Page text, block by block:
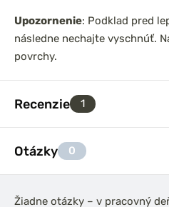
Upozornenie: Podklad pred
následne nechajte vyschnúť.
povrchy.
Recenzie 1
Otázky 0
Žiadne otázky – v pracovný